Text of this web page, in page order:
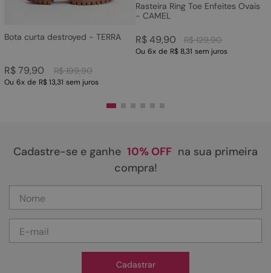
Bota curta destroyed - TERRA
R$ 199,90
R$79,90
Ou 6x de R$ 13,31 sem juros
Rasteira Ring Toe Enfeites Ovais
- CAMEL
R$ 129,90
R$49,90
Ou 6x de R$ 8,31 sem juros
Cadastre-se e ganhe 10% OFF na sua primeira
compra!
Cadastrar